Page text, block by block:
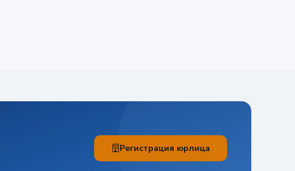
Регистрация юрлица